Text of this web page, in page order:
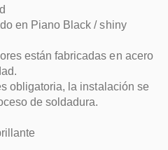
en Piano Black / shiny
están fabricadas en acero
obligatoria, la instalación se
de soldadura.